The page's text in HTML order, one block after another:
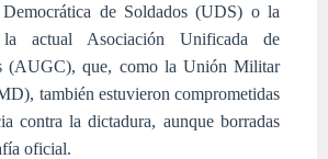
de Soldados (UDS) o la
actual Asociación Unificada de
(AUGC), que, como la Unión Militar
también estuvieron comprometidas
contra la dictadura, aunque borradas
oficial.